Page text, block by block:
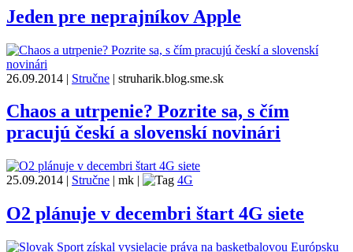
Jeden pre neprajníkov Apple
26.09.2014 | Stručne | struharik.blog.sme.sk
Chaos a utrpenie? Pozrite sa, s čím
pracujú českí a slovenskí novinári
25.09.2014 | Stručne | mk | 4G
O2 plánuje v decembri štart 4G siete